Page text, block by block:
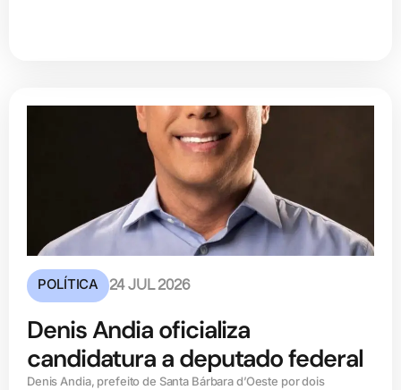
POLÍTICA 24 JUL 2026
Denis Andia oficializa
candidatura a deputado federal
Denis Andia, prefeito de Santa Bárbara d’Oeste por dois